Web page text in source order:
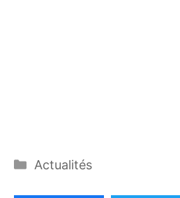
Catégories
Actualités